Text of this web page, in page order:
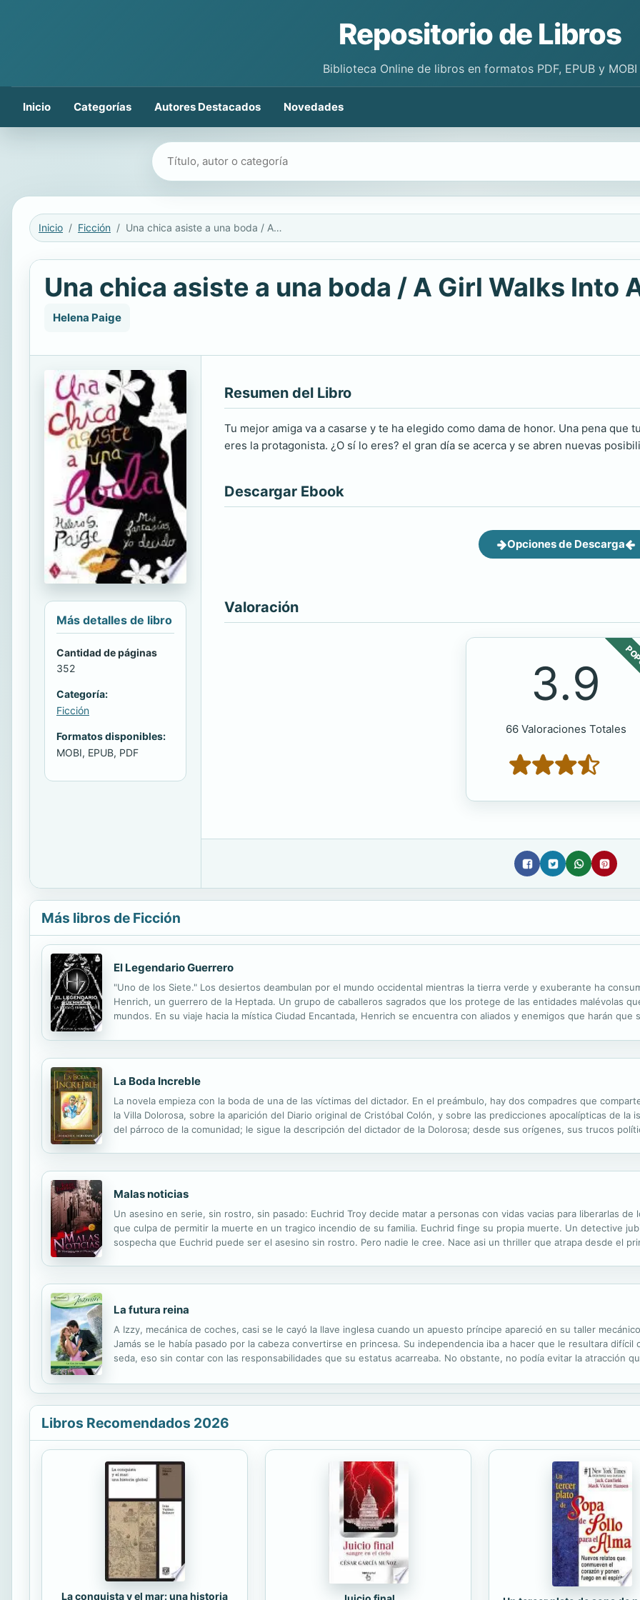
Repositorio de Libros
Biblioteca Online de libros en formatos PDF, EPUB y MOBI
Inicio Categorías Autores Destacados Novedades
Buscar libros
Inicio Ficción Una chica asiste a una boda / A Girl Walks Into A Wedding
Una chica asiste a una boda / A Girl Walks Into
Helena Paige
Más detalles de libro
Cantidad de páginas
352
Categoría:
Ficción
Formatos disponibles:
MOBI, EPUB, PDF
Resumen del Libro
Tu mejor amiga va a casarse y te ha elegido como dama de honor. Una pena
eres la protagonista. ¿O sí lo eres? el gran día se acerca y se abren nuevas
Descargar Ebook
Opciones de Descarga
Valoración
3.9
66 Valoraciones Totales
Más libros de Ficción
El Legendario Guerrero
"Uno de los Siete." Los desiertos deambulan por el mundo occidental mientras la tierra verde y exuberante ha
Henrich, un guerrero de la Heptada. Un grupo de caballeros sagrados que los protege de las entidades malévolas
mundos. En su viaje hacia la mística Ciudad Encantada, Henrich se encuentra con aliados y enemigos que harán que
La Boda Increble
La novela empieza con la boda de una de las víctimas del dictador. En el preámbulo, hay dos compadres que
la Villa Dolorosa, sobre la aparición del Diario original de Cristóbal Colón, y sobre las predicciones apocalípticas de la
del párroco de la comunidad; le sigue la descripción del dictador de la Dolorosa; desde sus orígenes, sus trucos
Malas noticias
Un asesino en serie, sin rostro, sin pasado: Euchrid Troy decide matar a personas con vidas vacias para liberarlas
que culpa de permitir la muerte en un tragico incendio de su familia. Euchrid finge su propia muerte. Un detective
sospecha que Euchrid puede ser el asesino sin rostro. Pero nadie le cree. Nace asi un thriller que atrapa desde el
La futura reina
A Izzy, mecánica de coches, casi se le cayó la llave inglesa cuando un apuesto príncipe apareció en su taller
Jamás se le había pasado por la cabeza convertirse en princesa. Su independencia iba a hacer que le resultara
seda, eso sin contar con las responsabilidades que su estatus acarreaba. No obstante, no podía evitar la atracción
Libros Recomendados 2026
La conquista y el mar: una historia